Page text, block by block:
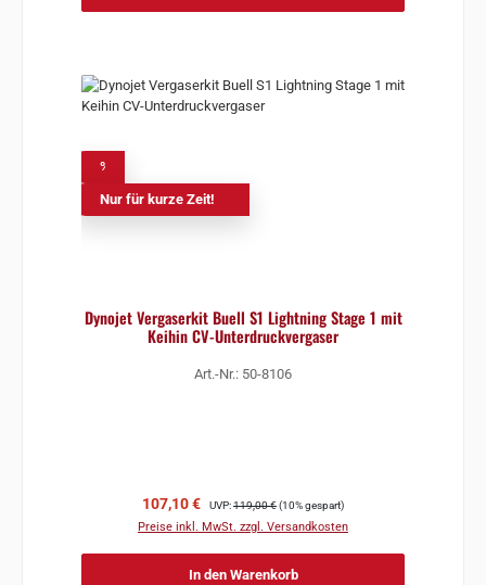
Nur für kurze Zeit!
Dynojet Vergaserkit Buell S1 Lightning Stage 1 mit
Keihin CV-Unterdruckvergaser
Art.-Nr.: 50-8106
Verkaufspreis:
107,10 € Regulärer Preis:
UVP:119,00 €(10% gespart)
Preise inkl. MwSt. zzgl. Versandkosten
In den Warenkorb